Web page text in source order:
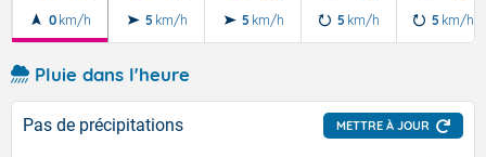
0 km/h 5 km/h 5 km/h 5 km/h 5 km/h
Pluie dans l'heure
Pas de précipitations METTRE À JOUR